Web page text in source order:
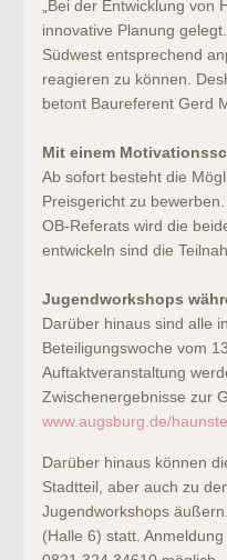
„Bei der Entwicklung von
innovative Planung
Südwest entsprechend
reagieren zu können.
betont Baureferent Gerd
Mit einem
Ab sofort besteht die
Preisgericht zu
OB-Referats wird die
entwickeln sind die
Jugendworkshops
Darüber hinaus sind alle
Beteiligungswoche vom
Auftaktveranstaltung
Zwischenergebnisse zur
www.augsburg.de/
Darüber hinaus können
Stadtteil, aber auch zu
Jugendworkshops
(Halle 6) statt.